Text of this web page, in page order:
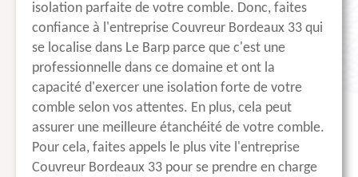
isolation parfaite de votre comble. Donc, faites
confiance à l'entreprise Couvreur Bordeaux 33 qui
se localise dans Le Barp parce que c'est une
professionnelle dans ce domaine et ont la
capacité d'exercer une isolation forte de votre
comble selon vos attentes. En plus, cela peut
assurer une meilleure étanchéité de votre comble.
Pour cela, faites appels le plus vite l'entreprise
Couvreur Bordeaux 33 pour se prendre en charge